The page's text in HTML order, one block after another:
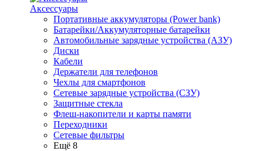
Аксессуары
Портативные аккумуляторы (Power bank)
Батарейки/Аккумуляторные батарейки
Автомобильные зарядные устройства (АЗУ)
Диски
Кабели
Держатели для телефонов
Чехлы для смартфонов
Сетевые зарядные устройства (СЗУ)
Защитные стекла
Флеш-накопители и карты памяти
Переходники
Сетевые фильтры
Ещё 8